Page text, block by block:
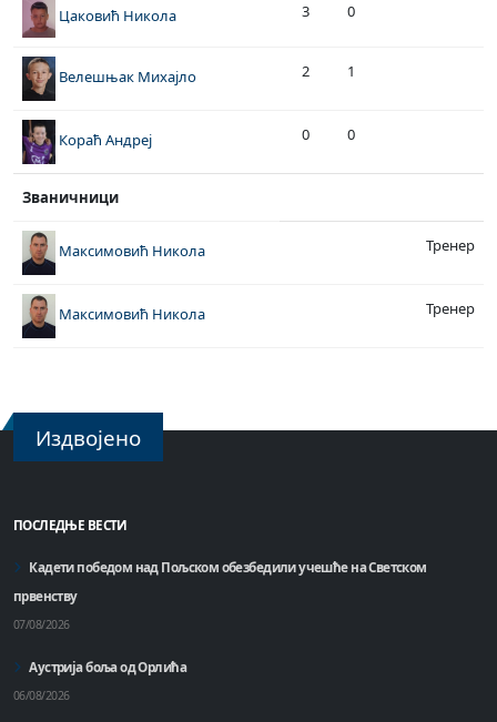
Цаковић Никола 3 0
Велешњак Михајло 2 1
Кораћ Андреј 0 0
Званичници
Максимовић Никола Тренер
Максимовић Никола Тренер
Издвојено
ПОСЛЕДЊЕ ВЕСТИ
Кадети победом над Пољском обезбедили учешће на Светском
првенству
07/08/2026
Аустрија боља од Орлића
06/08/2026